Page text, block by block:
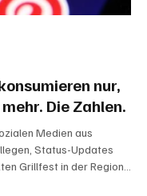
nur,
Die Zahlen.
Medien aus
Status-Updates
Grillfest in der Region.